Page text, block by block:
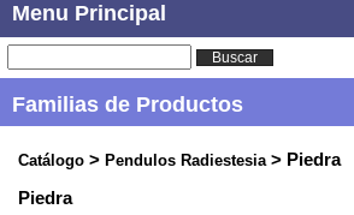
Menu Principal
Buscar
Familias de Productos
Catálogo > Pendulos Radiestesia > Piedra
Piedra